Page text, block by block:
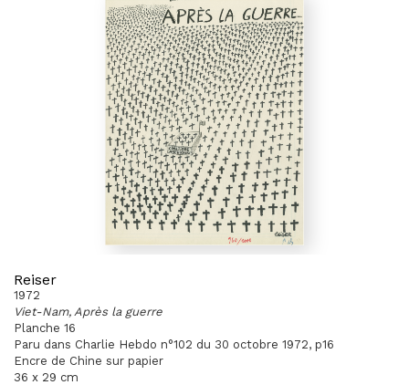
Reiser
1972
Viet-Nam, Après la guerre
Planche 16
Paru dans Charlie Hebdo n°102 du 30 octobre 1972, p16
Encre de Chine sur papier
36 x 29 cm